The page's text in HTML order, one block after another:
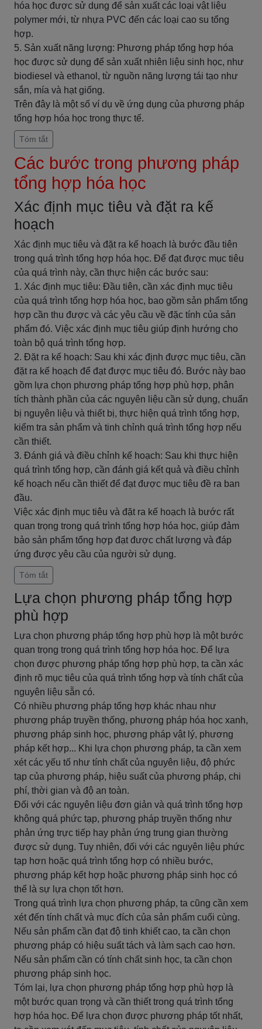
hóa học được sử dụng để sản xuất các loại vật liệu
polymer mới, từ nhựa PVC đến các loại cao su tổng
hợp.
5. Sản xuất năng lượng: Phương pháp tổng hợp hóa
học được sử dụng để sản xuất nhiên liệu sinh học, như
biodiesel và ethanol, từ nguồn năng lượng tái tạo như
sắn, mía và hạt giống.
Trên đây là một số ví dụ về ứng dụng của phương pháp
tổng hợp hóa học trong thực tế.
Tóm tắt
Các bước trong phương pháp
tổng hợp hóa học
Xác định mục tiêu và đặt ra kế
hoạch
Xác định mục tiêu và đặt ra kế hoạch là bước đầu tiên
trong quá trình tổng hợp hóa học. Để đạt được mục tiêu
của quá trình này, cần thực hiện các bước sau:
1. Xác định mục tiêu: Đầu tiên, cần xác định mục tiêu
của quá trình tổng hợp hóa học, bao gồm sản phẩm tổng
hợp cần thu được và các yêu cầu về đặc tính của sản
phẩm đó. Việc xác định mục tiêu giúp định hướng cho
toàn bộ quá trình tổng hợp.
2. Đặt ra kế hoạch: Sau khi xác định được mục tiêu, cần
đặt ra kế hoạch để đạt được mục tiêu đó. Bước này bao
gồm lựa chọn phương pháp tổng hợp phù hợp, phân
tích thành phần của các nguyên liệu cần sử dụng, chuẩn
bị nguyên liệu và thiết bị, thực hiện quá trình tổng hợp,
kiểm tra sản phẩm và tinh chỉnh quá trình tổng hợp nếu
cần thiết.
3. Đánh giá và điều chỉnh kế hoạch: Sau khi thực hiện
quá trình tổng hợp, cần đánh giá kết quả và điều chỉnh
kế hoạch nếu cần thiết để đạt được mục tiêu đề ra ban
đầu.
Việc xác định mục tiêu và đặt ra kế hoạch là bước rất
quan trọng trong quá trình tổng hợp hóa học, giúp đảm
bảo sản phẩm tổng hợp đạt được chất lượng và đáp
ứng được yêu cầu của người sử dụng.
Tóm tắt
Lựa chọn phương pháp tổng hợp
phù hợp
Lựa chọn phương pháp tổng hợp phù hợp là một bước
quan trọng trong quá trình tổng hợp hóa học. Để lựa
chọn được phương pháp tổng hợp phù hợp, ta cần xác
định rõ mục tiêu của quá trình tổng hợp và tính chất của
nguyên liệu sẵn có.
Có nhiều phương pháp tổng hợp khác nhau như
phương pháp truyền thống, phương pháp hóa học xanh,
phương pháp sinh học, phương pháp vật lý, phương
pháp kết hợp... Khi lựa chọn phương pháp, ta cần xem
xét các yếu tố như tính chất của nguyên liệu, độ phức
tạp của phương pháp, hiệu suất của phương pháp, chi
phí, thời gian và độ an toàn.
Đối với các nguyên liệu đơn giản và quá trình tổng hợp
không quá phức tạp, phương pháp truyền thống như
phản ứng trực tiếp hay phản ứng trung gian thường
được sử dụng. Tuy nhiên, đối với các nguyên liệu phức
tạp hơn hoặc quá trình tổng hợp có nhiều bước,
phương pháp kết hợp hoặc phương pháp sinh học có
thể là sự lựa chọn tốt hơn.
Trong quá trình lựa chọn phương pháp, ta cũng cần xem
xét đến tính chất và mục đích của sản phẩm cuối cùng.
Nếu sản phẩm cần đạt độ tinh khiết cao, ta cần chọn
phương pháp có hiệu suất tách và làm sạch cao hơn.
Nếu sản phẩm cần có tính chất sinh học, ta cần chọn
phương pháp sinh học.
Tóm lại, lựa chọn phương pháp tổng hợp phù hợp là
một bước quan trọng và cần thiết trong quá trình tổng
hợp hóa học. Để lựa chọn được phương pháp tốt nhất,